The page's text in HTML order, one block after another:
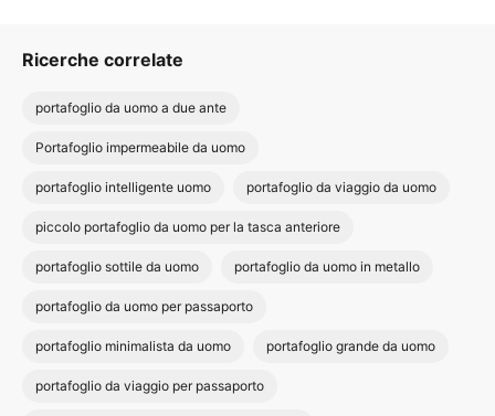
Ricerche correlate
portafoglio da uomo a due ante
Portafoglio impermeabile da uomo
portafoglio intelligente uomo portafoglio da viaggio da uomo
piccolo portafoglio da uomo per la tasca anteriore
portafoglio sottile da uomo portafoglio da uomo in metallo
portafoglio da uomo per passaporto
portafoglio minimalista da uomo portafoglio grande da uomo
portafoglio da viaggio per passaporto